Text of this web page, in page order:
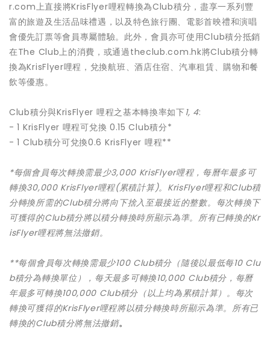
r.com上直接將KrisFlyer哩程轉換為Club積分，盡享一系列豐
富的旅遊及生活品味禮遇，以及特色旅行團、電影首映禮和演唱
會優先訂票等會員專屬體驗。此外，會員亦可使用Club積分抵銷
在The Club上的消費，或通過theclub.com.hk將Club積分轉
換為KrisFlyer哩程，兌換航班、酒店住宿、汽車租賃、購物和餐
飲等優惠。
Club積分與KrisFlyer 哩程之基本轉換率如下1, 4:
- 1 KrisFlyer 哩程可兌換 0.15 Club積分*
- 1 Club積分可兌換0.6 KrisFlyer 哩程**
*每個會員每次轉換需最少3,000 KrisFlyer哩程，每曆年最多可
轉換30,000 KrisFlyer哩程(累積計算)。 KrisFlyer哩程和Club積
分轉換所需的Club積分將向下捨入至最接近的整數。每次轉換下
可獲得的Club積分將以積分轉換時所顯示為準。所有已轉換的Kr
isFlyer哩程將無法撤銷。
**每個會員每次轉換需最少100 Club積分（隨後以最低每10 Clu
b積分為轉換單位） ，每天最多可轉換10,000 Club積分，每曆
年最多可轉換100,000 Club積分（以上均為累積計算）。每次
轉換可獲得的KrisFlyer哩程將以積分轉換時所顯示為準。所有已
轉換的Club積分將無法撤銷。